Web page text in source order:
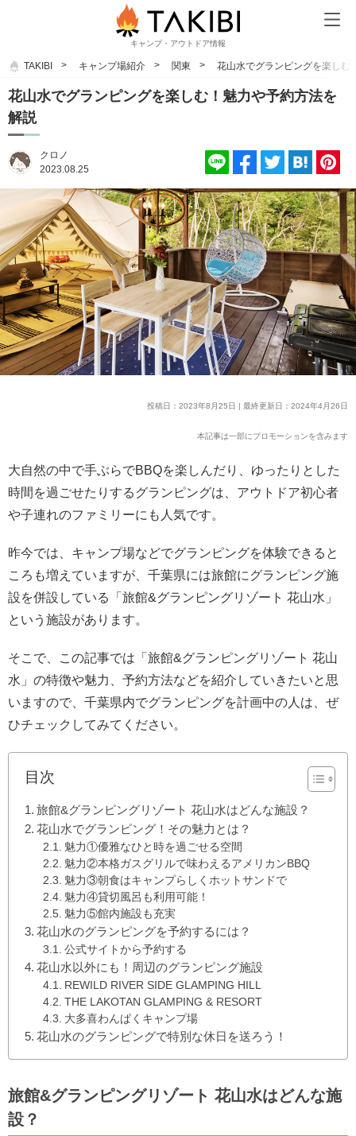
キャンプ・アウトドア情報
TAKIBI キャンプ場紹介 関東 花山水でグランピングを楽しむ
花山水でグランピングを楽しむ！魅力や予約方法を
解説
クロノ
2023.08.25
投稿日：2023年8月25日 | 最終更新日：2024年4月26日
本記事は一部にプロモーションを含みます
大自然の中で手ぶらでBBQを楽しんだり、ゆったりとした
時間を過ごせたりするグランピングは、アウトドア初心者
や子連れのファミリーにも人気です。
昨今では、キャンプ場などでグランピングを体験できると
ころも増えていますが、千葉県には旅館にグランピング施
設を併設している「旅館&グランピングリゾート 花山水」
という施設があります。
そこで、この記事では「旅館&グランピングリゾート 花山
水」の特徴や魅力、予約方法などを紹介していきたいと思
いますので、千葉県内でグランピングを計画中の人は、ぜ
ひチェックしてみてください。
目次
旅館&グランピングリゾート 花山水はどんな施設？
花山水でグランピング！その魅力とは？
魅力①優雅なひと時を過ごせる空間
魅力②本格ガスグリルで味わえるアメリカンBBQ
魅力③朝食はキャンプらしくホットサンドで
魅力④貸切風呂も利用可能！
魅力⑤館内施設も充実
花山水のグランピングを予約するには？
公式サイトから予約する
花山水以外にも！周辺のグランピング施設
REWILD RIVER SIDE GLAMPING HILL
THE LAKOTAN GLAMPING & RESORT
大多喜わんぱくキャンプ場
花山水のグランピングで特別な休日を送ろう！
旅館&グランピングリゾート 花山水はどんな施
設？